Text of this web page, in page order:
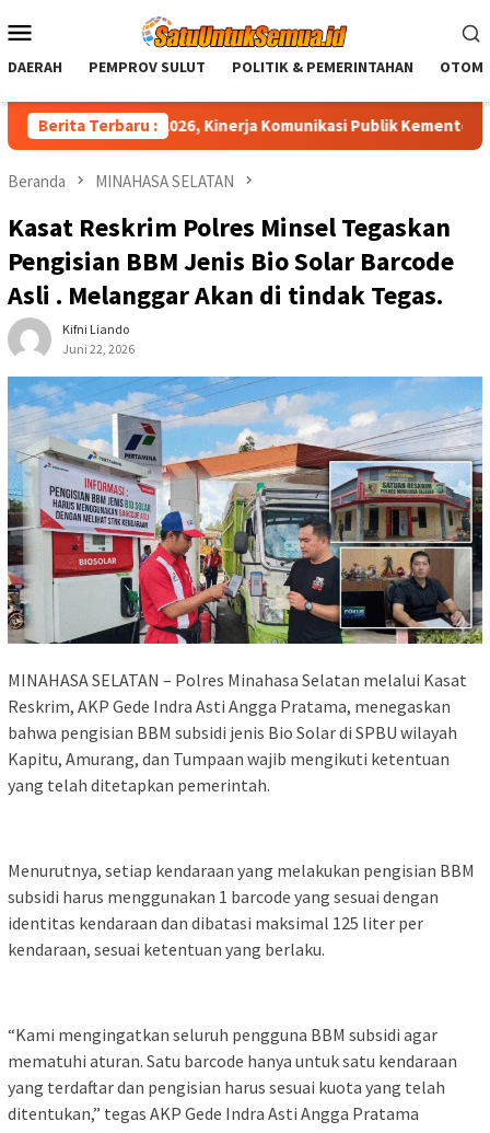
ke
Mobile
DAERAH PEMPROV SULUT POLITIK & PEMERINTAHAN
Berita Terbaru :
Award 2026, Kinerja Komunikasi Publik Kementerian ATR/BPN
Beranda MINAHASA SELATAN
Kasat Reskrim Polres Minsel Tegaskan
Pengisian BBM Jenis Bio Solar Barcode
Asli . Melanggar Akan di tindak Tegas.
Kifni Liando
Juni 22, 2026
MINAHASA SELATAN – Polres Minahasa Selatan melalui Kasat
Reskrim, AKP Gede Indra Asti Angga Pratama, menegaskan
bahwa pengisian BBM subsidi jenis Bio Solar di SPBU wilayah
Kapitu, Amurang, dan Tumpaan wajib mengikuti ketentuan
yang telah ditetapkan pemerintah.
Menurutnya, setiap kendaraan yang melakukan pengisian BBM
subsidi harus menggunakan 1 barcode yang sesuai dengan
identitas kendaraan dan dibatasi maksimal 125 liter per
kendaraan, sesuai ketentuan yang berlaku.
“Kami mengingatkan seluruh pengguna BBM subsidi agar
mematuhi aturan. Satu barcode hanya untuk satu kendaraan
yang terdaftar dan pengisian harus sesuai kuota yang telah
ditentukan,” tegas AKP Gede Indra Asti Angga Pratama